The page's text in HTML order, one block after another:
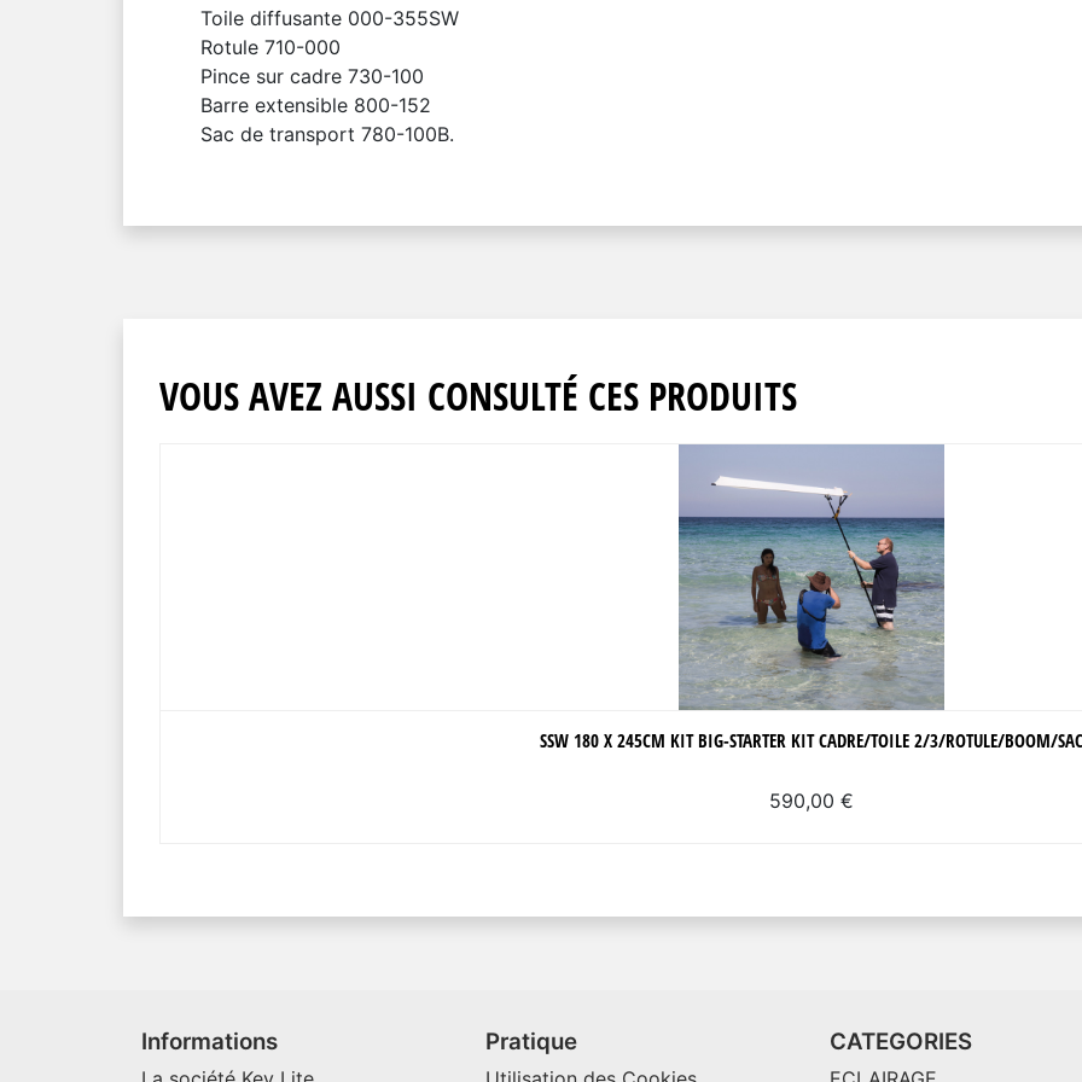
Toile diffusante 000-355SW
Rotule 710-000
Pince sur cadre 730-100
Barre extensible 800-152
Sac de transport 780-100B.
VOUS AVEZ AUSSI CONSULTÉ CES PRODUITS
SSW 180 X 245CM KIT BIG-STARTER KIT CADRE/TOILE 2/3/ROTULE/BOOM/SAC
590,00 €
Informations Pratique CATEGORIES